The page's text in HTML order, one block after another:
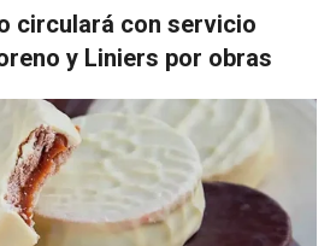
circulará con servicio
y Liniers por obras